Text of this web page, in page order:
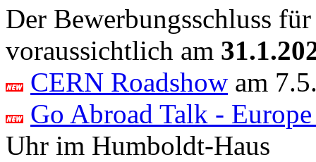
Der Bewerbungsschluss
voraussichtlich am
CERN Roadshow am
Go Abroad Talk -
Uhr im Humboldt-Haus